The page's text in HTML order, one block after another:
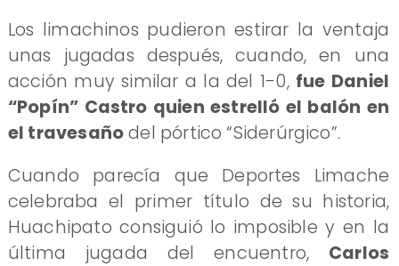
Los limachinos pudieron estirar la ventaja
unas jugadas después, cuando, en una
acción muy similar a la del 1-0, fue Daniel
“Popín” Castro quien estrelló el balón en
el travesañodel pórtico “Siderúrgico”.
Cuando parecía que Deportes Limache
celebraba el primer título de su historia,
Huachipato consiguió lo imposible y en la
última jugada del encuentro, Carlos